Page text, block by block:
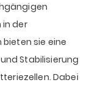
der
sie eine
Stabilisierung
Dabei